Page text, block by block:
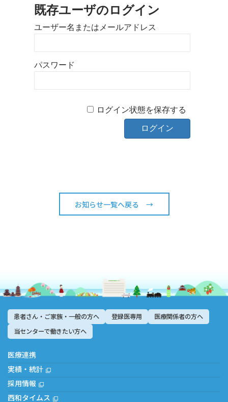
既存ユーザのログイン
ユーザー名またはメールアドレス
パスワード
ログイン状態を保存する
お知らせ一覧へ戻る →
患者さん・ご家族・一般の方へ 登録医専用
医療関係者の方へ
当センターで働きたい方へ
医療連携
実績・統計
採用情報
西和タイムス